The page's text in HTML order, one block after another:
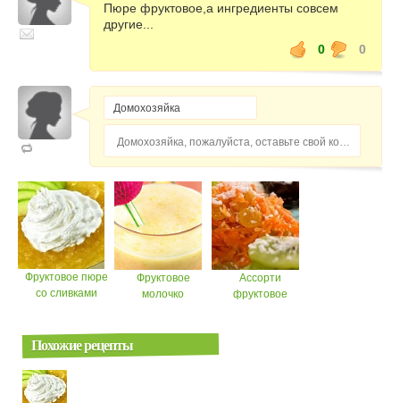
Пюре фруктовое,а ингредиенты совсем
другие...
0
0
Домохозяйка, пожалуйста, оставьте свой комментарий...
Фруктовое пюре
со сливками
Фруктовое
молочко
Ассорти
фруктовое
Похожие рецепты